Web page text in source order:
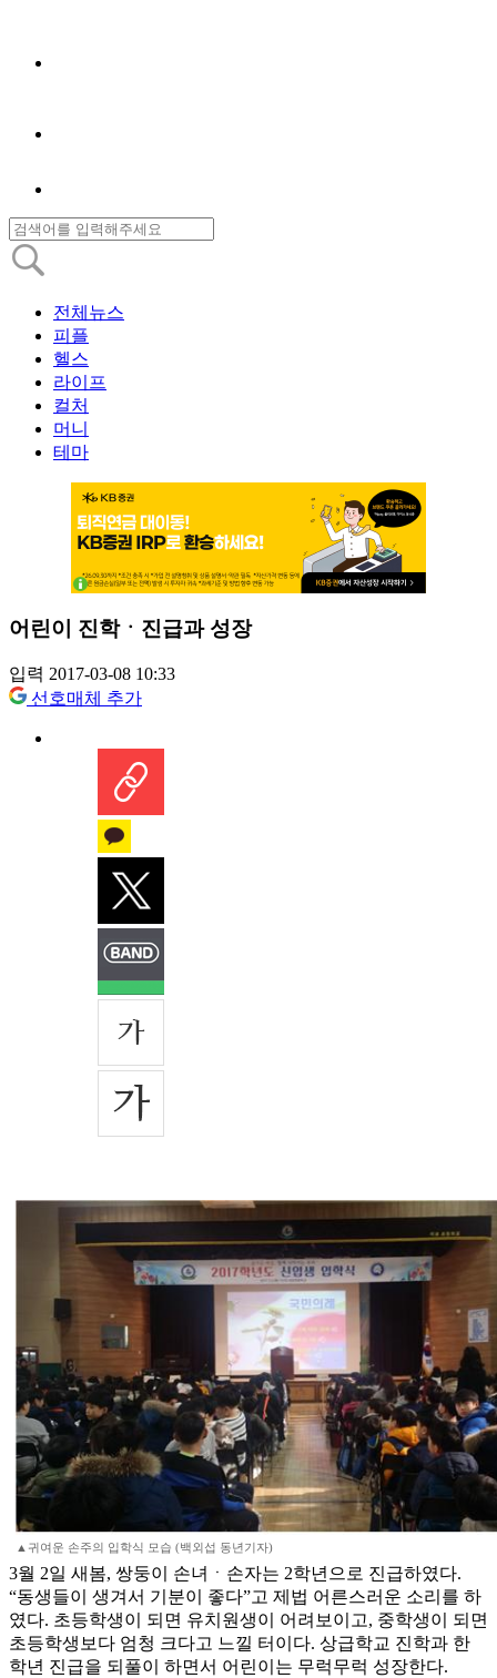
전체뉴스
피플
헬스
라이프
컬처
머니
테마
어린이 진학ㆍ진급과 성장
입력 2017-03-08 10:33
선호매체 추가
▲귀여운 손주의 입학식 모습 (백외섭 동년기자)
3월 2일 새봄, 쌍둥이 손녀ㆍ손자는 2학년으로 진급하였다.
“동생들이 생겨서 기분이 좋다”고 제법 어른스러운 소리를 하
였다. 초등학생이 되면 유치원생이 어려보이고, 중학생이 되면
초등학생보다 엄청 크다고 느낄 터이다. 상급학교 진학과 한
학년 진급을 되풀이 하면서 어린이는 무럭무럭 성장한다.